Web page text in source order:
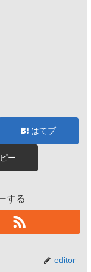
はてブ
ー
する
editor